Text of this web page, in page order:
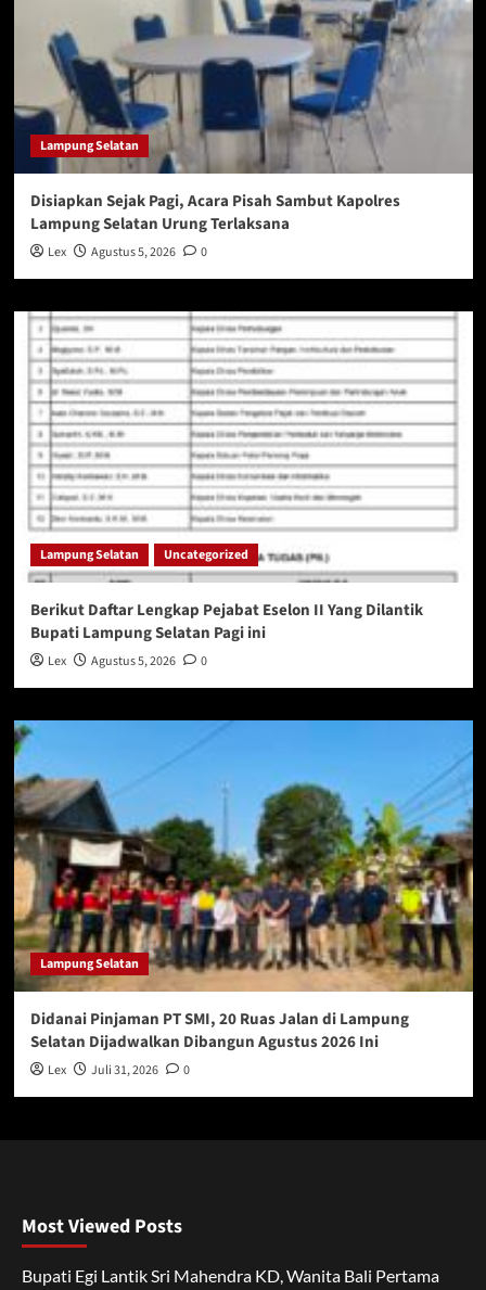
Lampung Selatan
Disiapkan Sejak Pagi, Acara Pisah Sambut Kapolres
Lampung Selatan Urung Terlaksana
Lex Agustus 5, 2026 0
Lampung Selatan Uncategorized
Berikut Daftar Lengkap Pejabat Eselon II Yang Dilantik
Bupati Lampung Selatan Pagi ini
Lex Agustus 5, 2026 0
Lampung Selatan
Didanai Pinjaman PT SMI, 20 Ruas Jalan di Lampung
Selatan Dijadwalkan Dibangun Agustus 2026 Ini
Lex Juli 31, 2026 0
Most Viewed Posts
Bupati Egi Lantik Sri Mahendra KD, Wanita Bali Pertama